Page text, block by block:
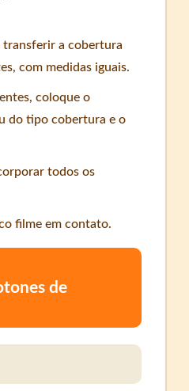
transferir a cobertura
com medidas iguais.
coloque o
do tipo cobertura e o
todos os
filme em contato.
de